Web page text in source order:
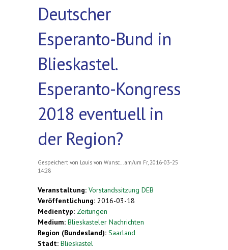
Deutscher
Esperanto-Bund in
Blieskastel.
Esperanto-Kongress
2018 eventuell in
der Region?
Gespeichert von Louis von Wunsc...
am/um Fr, 2016-03-25
14:28
Veranstaltung: Vorstandssitzung DEB
Veröffentlichung: 2016-03-18
Medientyp: Zeitungen
Medium: Blieskasteler Nachrichten
Region (Bundesland): Saarland
Stadt: Blieskastel